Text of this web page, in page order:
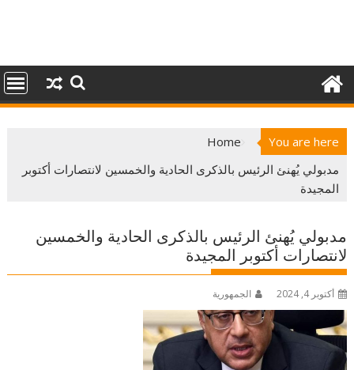
You are here
Home
مدبولي يُهنئ الرئيس بالذكرى الحادية والخمسين لانتصارات أكتوبر
المجيدة
مدبولي يُهنئ الرئيس بالذكرى الحادية والخمسين
لانتصارات أكتوبر المجيدة
أكتوبر 4, 2024 الجمهورية